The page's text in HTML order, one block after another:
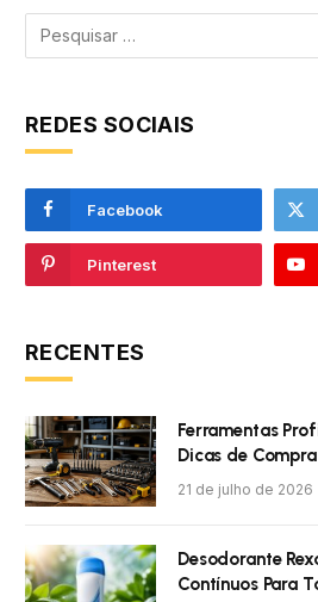
REDES SOCIAIS
Facebook
Pinterest
RECENTES
Ferramentas
Dicas de
21 de julho de 2026
Desodorante
Contínuos Para